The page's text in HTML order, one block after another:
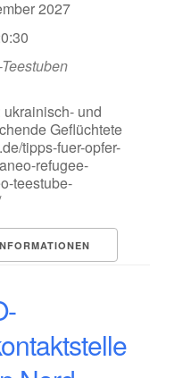
2027
und
Geflüchtete
tipps-fuer-opfer-
refugee-
teestube-